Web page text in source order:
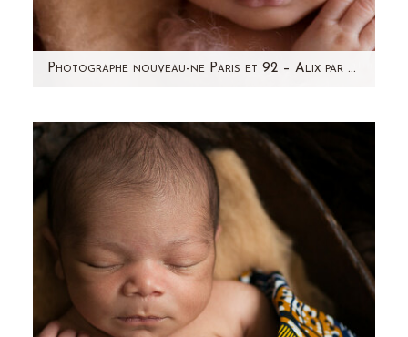
Photographe nouveau-ne Paris et 92 – Alix par Aline Deguy
nouveau-né de 12 jours. J'ai pris beaucoup de
plaisir à…